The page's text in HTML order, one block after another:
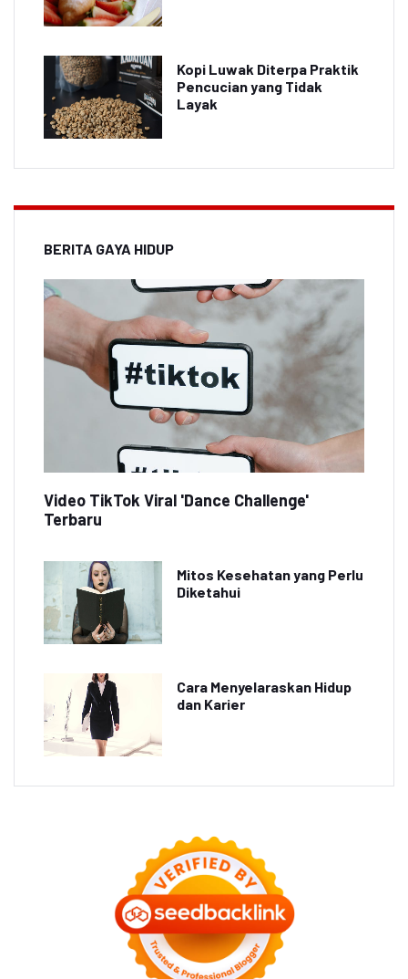
Kopi Luwak Diterpa Praktik
Pencucian yang Tidak
Layak
BERITA GAYA HIDUP
Video TikTok Viral 'Dance Challenge'
Terbaru
Mitos Kesehatan yang Perlu
Diketahui
Cara Menyelaraskan Hidup
dan Karier